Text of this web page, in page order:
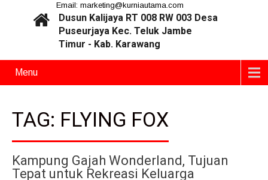
Email: marketing@kurniautama.com
Dusun Kalijaya RT 008 RW 003 Desa
Puseurjaya Kec. Teluk Jambe
Timur - Kab. Karawang
Menu
TAG: FLYING FOX
Kampung Gajah Wonderland, Tujuan
Tepat untuk Rekreasi Keluarga